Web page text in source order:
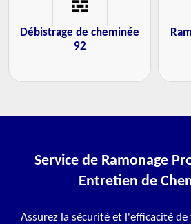
Débistrage de cheminée
92
Service de Ramonage
Entretien de
Assurez la sécurité et l'efficacité